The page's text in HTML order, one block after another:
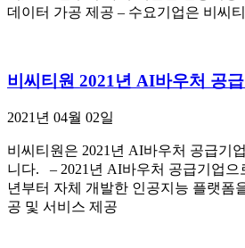
데이터 가공 제공 – 수요기업은 비씨
비씨티원 2021년 AI바우처 공
2021년 04월 02일
비씨티원은 2021년 AI바우처 공급기
니다. – 2021년 AI바우처 공급기업으
년부터 자체 개발한 인공지능 플랫폼
공 및 서비스 제공